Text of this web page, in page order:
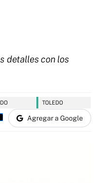
detalles con los
TOLEDO
Agregar a Google